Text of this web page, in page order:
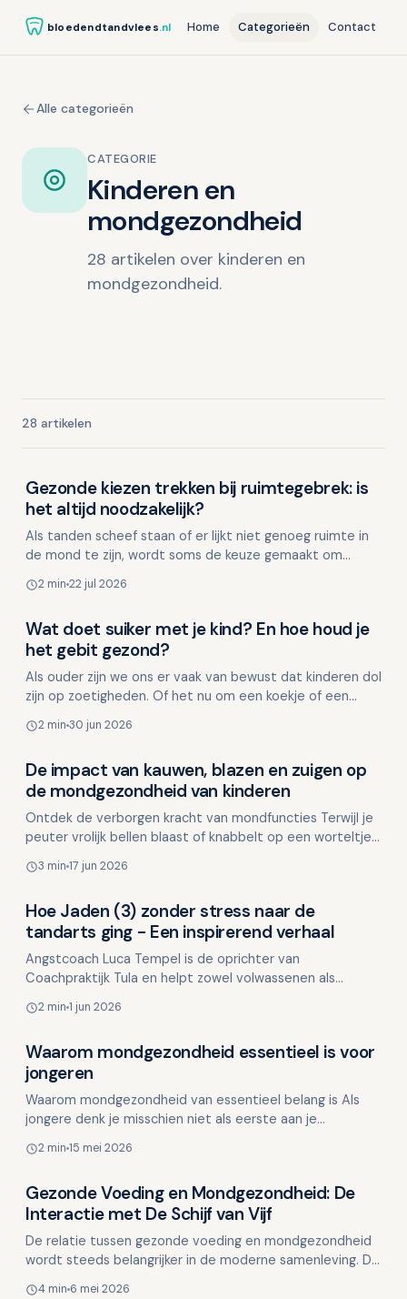
bloedendtandvlees.nl Home Categorieën Contact
Alle categorieën
CATEGORIE
Kinderen en
mondgezondheid
28 artikelen over kinderen en
mondgezondheid.
28 artikelen
Kinderen en mondgezondheid
Gezonde kiezen trekken bij ruimtegebrek: is
het altijd noodzakelijk?
Als tanden scheef staan of er lijkt niet genoeg ruimte in
de mond te zijn, wordt soms de keuze gemaakt om
2 min 22 jul 2026
Kinderen en mondgezondheid
Wat doet suiker met je kind? En hoe houd je
het gebit gezond?
Als ouder zijn we ons er vaak van bewust dat kinderen dol
zijn op zoetigheden. Of het nu om een koekje of een
2 min 30 jun 2026
Kinderen en mondgezondheid
De impact van kauwen, blazen en zuigen op
de mondgezondheid van kinderen
Ontdek de verborgen kracht van mondfuncties Terwijl je
peuter vrolijk bellen blaast of knabbelt op een worteltje,
3 min 17 jun 2026
Kinderen en mondgezondheid
Hoe Jaden (3) zonder stress naar de
tandarts ging - Een inspirerend verhaal
Angstcoach Luca Tempel is de oprichter van
Coachpraktijk Tula en helpt zowel volwassenen als
te krijgen over…
2 min 1 jun 2026
Kinderen en mondgezondheid
Waarom mondgezondheid essentieel is voor
jongeren
Waarom mondgezondheid van essentieel belang is Als
jongere denk je misschien niet als eerste aan je
alge…
2 min 15 mei 2026
Kinderen en mondgezondheid
Gezonde Voeding en Mondgezondheid: De
Interactie met De Schijf van Vijf
De relatie tussen gezonde voeding en mondgezondheid
wordt steeds belangrijker in de moderne samenleving. De
4 min 6 mei 2026